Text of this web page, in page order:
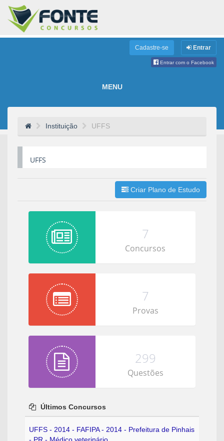
Cadastre-se Entrar
Entrar com o Facebook
MENU
Instituição UFFS
UFFS
Criar Plano de Estudo
7
Concursos
7
Provas
299
Questões
Últimos Concursos
UFFS - 2014 - FAFIPA - 2014 - Prefeitura de Pinhais